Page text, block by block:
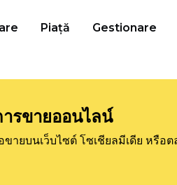
Piață Gestionare
รขายออนไลน์
ขายบนเว็บไซต์ โซเชียลมีเดีย หรือ